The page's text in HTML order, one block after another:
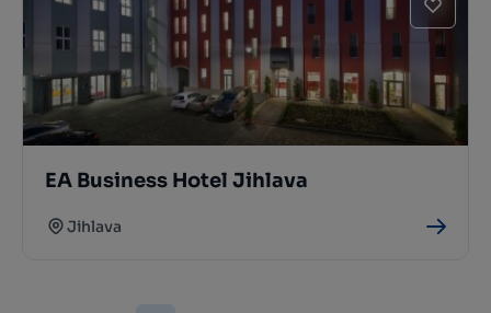
EA Business Hotel Jihlava
Jihlava